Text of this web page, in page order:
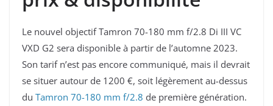
Le nouvel objectif Tamron 70-180 mm f/2.8 Di III VC
VXD G2 sera disponible à partir de l’automne 2023.
Son tarif n’est pas encore communiqué, mais il devrait
se situer autour de 1200 €, soit légèrement au-dessus
du Tamron 70-180 mm f/2.8 de première génération.